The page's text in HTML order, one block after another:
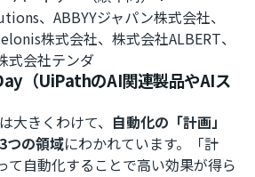
、ABBYYジャパン株式会社、
株式会社、株式会社ALBERT、
式会社テンダ
（UiPathのAI関連製品やAIス
大きくわけて、 自動化の「計画」
つの領域にわかれています。「計
て自動化することで高い効果が得ら